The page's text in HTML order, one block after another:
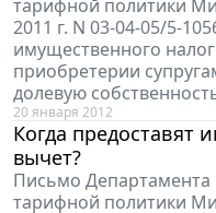
тарифной политики
2011 г. N 03-04-05/5-
имущественного
приобретерии
долевую
20 января 2012
Когда предоставят
вычет?
Письмо
тарифной политики